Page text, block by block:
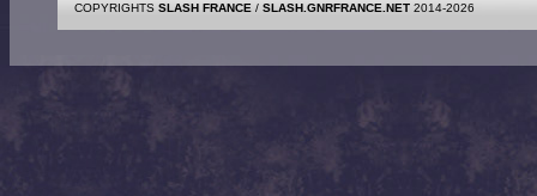
COPYRIGHTS SLASH FRANCE / SLASH.GNRFRANCE.NET 2014-2026